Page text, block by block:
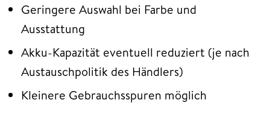
Geringere Auswahl bei Farbe und
Ausstattung
Akku-Kapazität eventuell reduziert (je nach
Austauschpolitik des Händlers)
Kleinere Gebrauchsspuren möglich